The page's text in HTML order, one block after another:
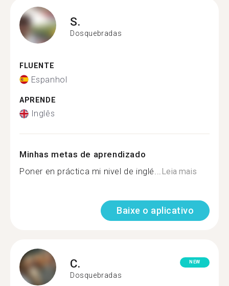
S.
Dosquebradas
FLUENTE
Espanhol
APRENDE
Inglês
Minhas metas de aprendizado
Poner en práctica mi nivel de inglé...Leia mais
Baixe o aplicativo
C.
Dosquebradas
NEW